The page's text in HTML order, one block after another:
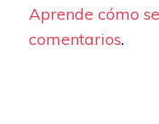
Aprende cómo
comentarios.